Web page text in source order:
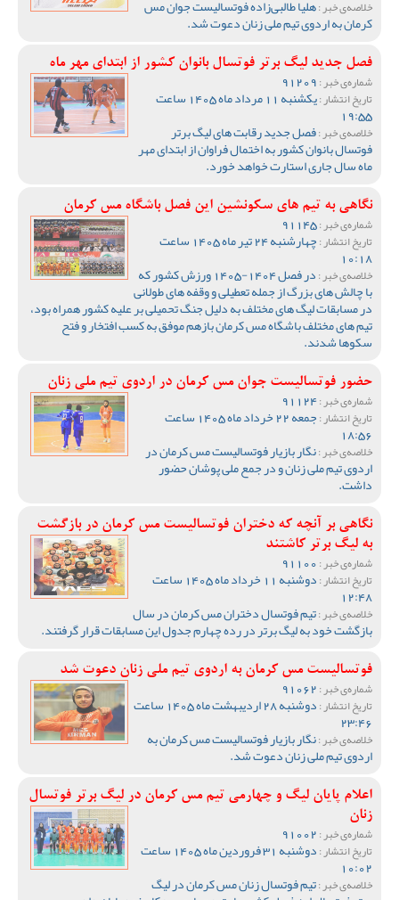
خلاصه‌ی خبر :هلیا طالبی‌زاده فوتسالیست جوان مس
کرمان به اردوی تیم ملی زنان دعوت شد.
فصل جدید لیگ برتر فوتسال بانوان کشور از ابتدای مهر ماه
شماره‌ی خبر :
تاریخ انتشار : یکشنبه 11 مرداد ماه 1405 ساعت
19:55
خلاصه‌ی خبر :فصل جدید رقابت های لیگ برتر
فوتسال بانوان کشور به اختمال فراوان از ابتدای مهر
ماه سال جاری استارت خواهد خورد.
نگاهی به تیم های سکونشین این فصل باشگاه مس کرمان
شماره‌ی خبر :
تاریخ انتشار : چهارشنبه 24 تیر ماه 1405 ساعت
10:18
خلاصه‌ی خبر : در فصل 1404-1405 ورزش کشور که
با چالش های بزرگ از جمله تعطیلی و وقفه های طولانی
در مسابقات لیگ های مختلف به دلیل جنگ تحمیلی بر علیه کشور همراه بود،
تیم های مختلف باشگاه مس کرمان بازهم موفق به کسب افتخار و فتح
سکوها شدند.
حضور فوتسالیست جوان مس کرمان در اردوی تیم ملی زنان
شماره‌ی خبر :
تاریخ انتشار : جمعه 22 خرداد ماه 1405 ساعت
18:56
خلاصه‌ی خبر :نگار بازیار فوتسالیست مس کرمان در
اردوی تیم ملی زنان و در جمع ملی پوشان حضور
داشت.
نگاهی بر آنچه که دختران فوتسالیست مس کرمان در بازگشت
به لیگ برتر کاشتند
شماره‌ی خبر :
تاریخ انتشار : دوشنبه 11 خرداد ماه 1405 ساعت
12:48
خلاصه‌ی خبر :تیم فوتسال دختران مس کرمان در سال
بازگشت خود به لیگ برتر در رده چهارم جدول این مسابقات قرار گرفتند.
فوتسالیست مس کرمان به اردوی تیم ملی زنان دعوت شد
شماره‌ی خبر :
تاریخ انتشار : دوشنبه 28 اردیبهشت ماه 1405 ساعت
23:46
خلاصه‌ی خبر :نگار بازیار فوتسالیست مس کرمان به
اردوی تیم ملی زنان دعوت شد.
اعلام پایان لیگ و چهارمی تیم مس کرمان در لیگ برتر فوتسال
زنان
شماره‌ی خبر :
تاریخ انتشار : دوشنبه 31 فروردین ماه 1405 ساعت
10:02
خلاصه‌ی خبر :تیم فوتسال زنان مس کرمان در لیگ